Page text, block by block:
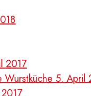
2017
Wurstküche 5. April